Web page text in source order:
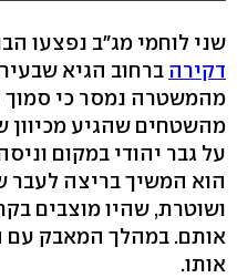
שני לוחמי מג"ב נפצעו
דקירה ברחוב הגיא
מהשטחים שהגיע
על גבר יהודי במקום
הוא המשיך בריצה לעבר
ושוטרת, שהיו מוצבים
אותם. במהלך המאבק עם
אותו.